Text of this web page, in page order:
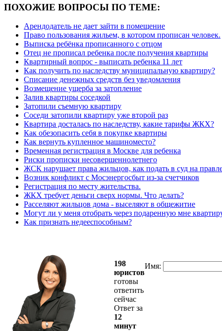
ПОХОЖИЕ ВОПРОСЫ ПО ТЕМЕ:
Арендодатель не дает зайти в помещение
Право пользования жильем, в котором прописан человек.
Выписка ребёнка прописанного с отцом
Отец не прописал ребенка после получения квартиры
Квартирный вопрос - выписать ребенка 11 лет
Как получить по наследству муниципальную квартиру?
Списание денежных средств без уведомления
Возмещение ущерба за затопление
Залив квартиры соседкой
Затопили съемную квартиру
Соседи затопили квартиру уже второй раз
Квартира досталась по наследству, какие тарифы ЖКХ?
Как обезопасить себя в покупке квартиры
Как вернуть купленное машиноместо?
Временная регистрация в Москве для ребенка
Риски прописки несовершеннолетнего
ЖСК нарушает права жильцов, как подать в суд на
Возник конфликт с Мосэнергосбыт из-за счетчиков
Регистрация по месту жительства.
ЖКХ требует деньги сверх нормы. Что делать?
Расселяют жильцов дома - выселяют в общежитие
Могут ли у меня отобрать через подаренную мне
Как признать недееспособным?
198
юристов
готовы
ответить
сейчас
Ответ за
12
минут
Имя: